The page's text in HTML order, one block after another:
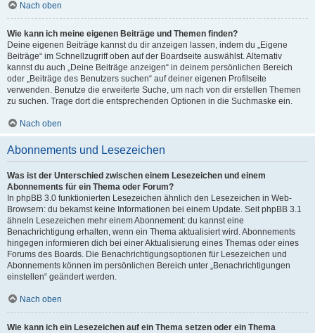
Nach oben
Wie kann ich meine eigenen Beiträge und Themen finden?
Deine eigenen Beiträge kannst du dir anzeigen lassen, indem du „Eigene
Beiträge“ im Schnellzugriff oben auf der Boardseite auswählst. Alternativ
kannst du auch „Deine Beiträge anzeigen“ in deinem persönlichen Bereich
oder „Beiträge des Benutzers suchen“ auf deiner eigenen Profilseite
verwenden. Benutze die erweiterte Suche, um nach von dir erstellen Themen
zu suchen. Trage dort die entsprechenden Optionen in die Suchmaske ein.
Nach oben
Abonnements und Lesezeichen
Was ist der Unterschied zwischen einem Lesezeichen und einem
Abonnements für ein Thema oder Forum?
In phpBB 3.0 funktionierten Lesezeichen ähnlich den Lesezeichen in Web-
Browsern: du bekamst keine Informationen bei einem Update. Seit phpBB 3.1
ähneln Lesezeichen mehr einem Abonnement: du kannst eine
Benachrichtigung erhalten, wenn ein Thema aktualisiert wird. Abonnements
hingegen informieren dich bei einer Aktualisierung eines Themas oder eines
Forums des Boards. Die Benachrichtigungsoptionen für Lesezeichen und
Abonnements können im persönlichen Bereich unter „Benachrichtigungen
einstellen“ geändert werden.
Nach oben
Wie kann ich ein Lesezeichen auf ein Thema setzen oder ein Thema